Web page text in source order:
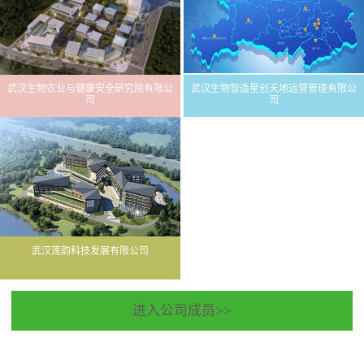
武汉生物农业与健康安全研究院有限公
司
武汉生物智造星创天地运营管理有限公
司
武汉莲韵科技发展有限公司
进入公司成员>>